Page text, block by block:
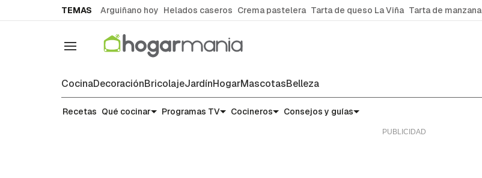
TEMAS Arguiñano hoy Helados caseros Crema pastelera Tarta de queso La Viña Tarta de manzana
Navegación
CocinaDecoraciónBricolajeJardínHogarMascotasBelleza
Alimentos: qué son, para qué sirven y cómo aprovecharlos mejor
Recetas Qué cocinar Programas TV Cocineros Consejos y guías